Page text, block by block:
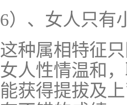
6）、女人只有
这种属相特征
女人性情温和
能获得提拔及